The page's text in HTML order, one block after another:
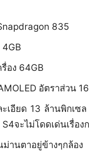
835
4GB
อง 64GB
อัตราส่วน
ะเอียด 13 ล้านพิกเซ
จะไม่โดดเด่นเรื่อง
านตาอยู่ข้างๆกล้อง